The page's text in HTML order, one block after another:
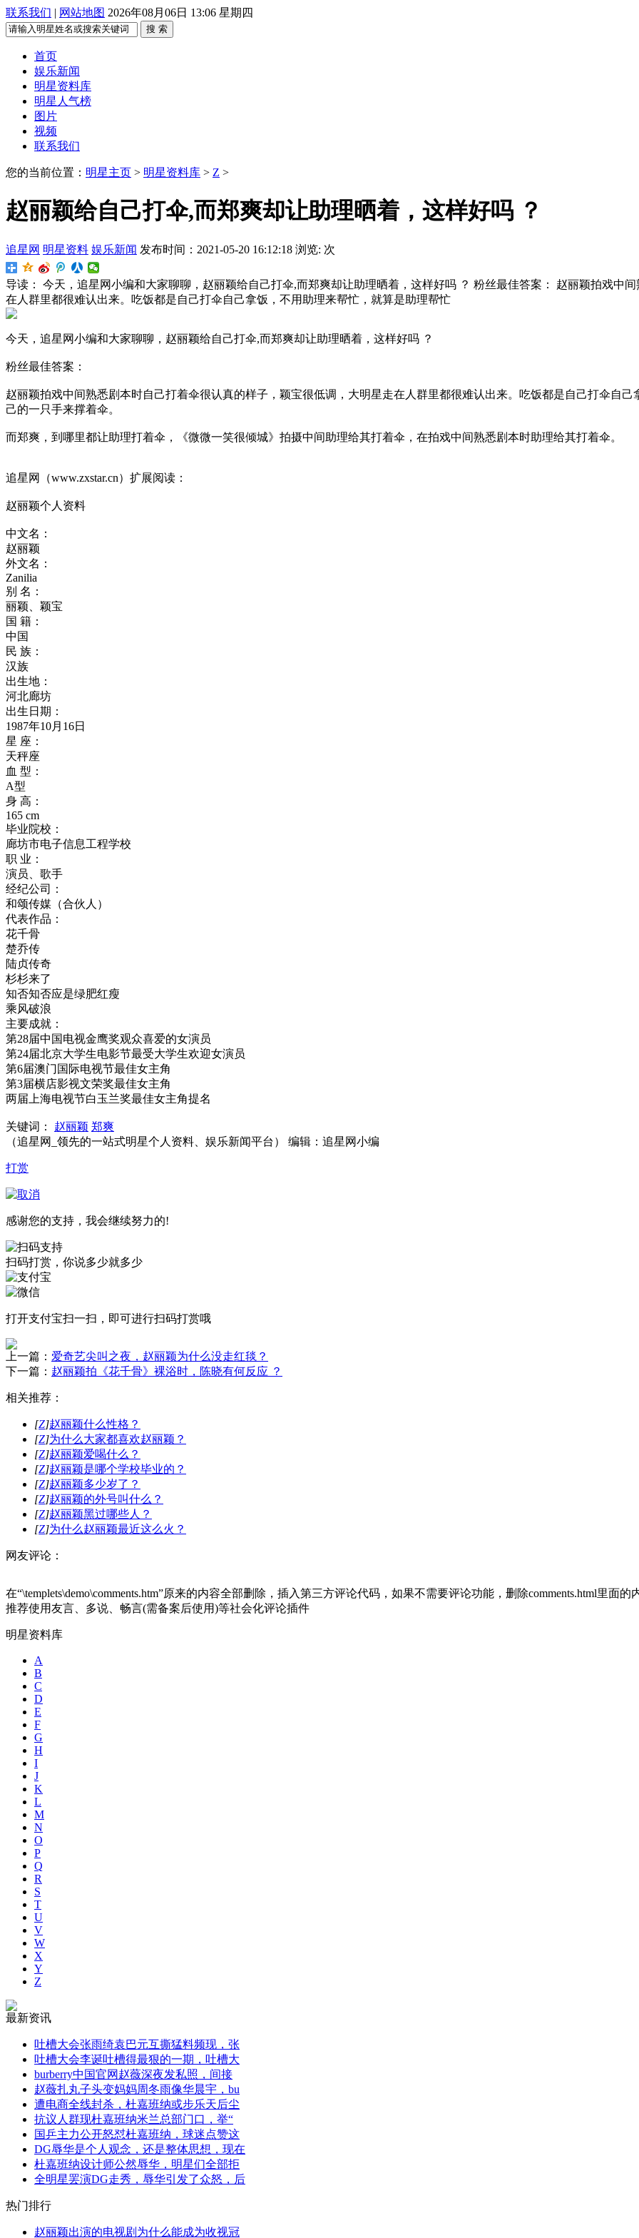
联系我们 | 网站地图 2026年08月06日 13:06 星期四
搜 索
首页
娱乐新闻
明星资料库
明星人气榜
图片
视频
联系我们
您的当前位置： 明星主页 > 明星资料库 > Z >
赵丽颖给自己打伞,而郑爽却让助理晒着，这样好吗 ？
追星网 明星资料 娱乐新闻 发布时间：2021-05-20 16:12:18 浏览: 次
导读：
今天，追星网小编和大家聊聊，赵丽颖给自己打伞,而郑爽却让助理晒着，这样好吗 ？ 粉丝最佳答案： 赵丽颖拍戏中
在人群里都很难认出来。吃饭都是自己打伞自己拿饭，不用助理来帮忙，就算是助理帮忙
今天，追星网小编和大家聊聊，赵丽颖给自己打伞,而郑爽却让助理晒着，这样好吗 ？
粉丝最佳答案：
赵丽颖拍戏中间熟悉剧本时自己打着伞很认真的样子，颖宝很低调，大明星走在人群里都很难认出来。吃饭都是自己打伞自
己的一只手来撑着伞。
而郑爽，到哪里都让助理打着伞，《微微一笑很倾城》拍摄中间助理给其打着伞，在拍戏中间熟悉剧本时助理给其打着伞。
追星网（www.zxstar.cn）扩展阅读：
赵丽颖个人资料
中文名：
赵丽颖
外文名：
Zanilia
别 名：
丽颖、颖宝
国 籍：
中国
民 族：
汉族
出生地：
河北廊坊
出生日期：
1987年10月16日
星 座：
天秤座
血 型：
A型
身 高：
165 cm
毕业院校：
廊坊市电子信息工程学校
职 业：
演员、歌手
经纪公司：
和颂传媒（合伙人）
代表作品：
花千骨
楚乔传
陆贞传奇
杉杉来了
知否知否应是绿肥红瘦
乘风破浪
主要成就：
第28届中国电视金鹰奖观众喜爱的女演员
第24届北京大学生电影节最受大学生欢迎女演员
第6届澳门国际电视节最佳女主角
第3届横店影视文荣奖最佳女主角
两届上海电视节白玉兰奖最佳女主角提名
关键词： 赵丽颖 郑爽
（追星网_领先的一站式明星个人资料、娱乐新闻平台） 编辑：追星网小编
打赏
感谢您的支持，我会继续努力的!
扫码打赏，你说多少就多少
打开支付宝扫一扫，即可进行扫码打赏哦
上一篇： 爱奇艺尖叫之夜，赵丽颖为什么没走红毯？
下一篇： 赵丽颖拍《花千骨》裸浴时，陈晓有何反应 ？
相关推荐：
[Z]赵丽颖什么性格？
[Z]为什么大家都喜欢赵丽颖？
[Z]赵丽颖爱喝什么？
[Z]赵丽颖是哪个学校毕业的？
[Z]赵丽颖多少岁了？
[Z]赵丽颖的外号叫什么？
[Z]赵丽颖黑过哪些人？
[Z]为什么赵丽颖最近这么火？
网友评论：
在“\templets\demo\comments.htm”原来的内容全部删除，插入第三方评论代码，如果不需要评论功能，删除comments.html里面的
推荐使用友言、多说、畅言(需备案后使用)等社会化评论插件
明星资料库
A
B
C
D
E
F
G
H
I
J
K
L
M
N
O
P
Q
R
S
T
U
V
W
X
Y
Z
最新资讯
吐槽大会张雨绮袁巴元互撕猛料频现，张
吐槽大会李诞吐槽得最狠的一期，吐槽大
burberry中国官网赵薇深夜发私照，间接
赵薇扎丸子头变妈妈周冬雨像华晨宇，bu
遭电商全线封杀，杜嘉班纳或步乐天后尘
抗议人群现杜嘉班纳米兰总部门口，举“
国乒主力公开怒怼杜嘉班纳，球迷点赞这
DG辱华是个人观念，还是整体思想，现在
杜嘉班纳设计师公然辱华，明星们全部拒
全明星罢演DG走秀，辱华引发了众怒，后
热门排行
赵丽颖出演的电视剧为什么能成为收视冠